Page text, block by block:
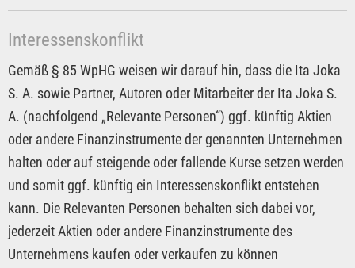
Interessenskonflikt
Gemäß § 85 WpHG weisen wir darauf hin, dass die Ita Joka
S. A. sowie Partner, Autoren oder Mitarbeiter der Ita Joka S.
A. (nachfolgend „Relevante Personen“) ggf. künftig Aktien
oder andere Finanzinstrumente der genannten Unternehmen
halten oder auf steigende oder fallende Kurse setzen werden
und somit ggf. künftig ein Interessenskonflikt entstehen
kann. Die Relevanten Personen behalten sich dabei vor,
jederzeit Aktien oder andere Finanzinstrumente des
Unternehmens kaufen oder verkaufen zu können